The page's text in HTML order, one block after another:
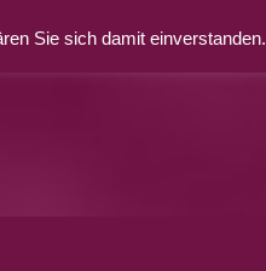
Sie sich damit einverstanden.